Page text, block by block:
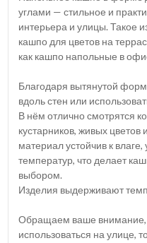
углами — стильное и
интерьера и улицы. Такое
кашпо для цветов на
как кашпо напольные в
Благодаря вытянутой
вдоль стен или
В нём отлично смотрятся
кустарников, живых
материал устойчив к
температур, что делает
выбором.
Изделия выдерживают
Обращаем ваше внимание,
использоваться на улице,